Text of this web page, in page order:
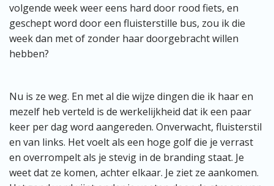
volgende week weer eens hard door rood fiets, en
geschept word door een fluisterstille bus, zou ik die
week dan met of zonder haar doorgebracht willen
hebben?
Nu is ze weg. En met al die wijze dingen die ik haar en
mezelf heb verteld is de werkelijkheid dat ik een paar
keer per dag word aangereden. Onverwacht, fluisterstil
en van links. Het voelt als een hoge golf die je verrast
en overrompelt als je stevig in de branding staat. Je
weet dat ze komen, achter elkaar. Je ziet ze aankomen.